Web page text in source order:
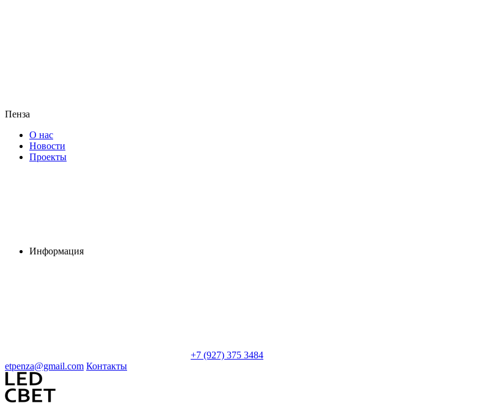
Пенза
О нас
Новости
Проекты
Информация
+7 (927) 375 3484
etpenza@gmail.com Контакты